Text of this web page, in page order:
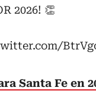
2026! 👏
Santa Fe en